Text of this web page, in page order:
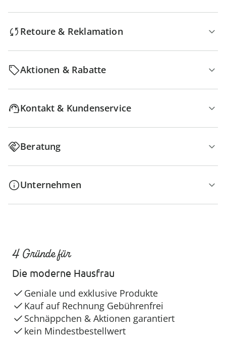
Retoure & Reklamation
Aktionen & Rabatte
Kontakt & Kundenservice
Beratung
Unternehmen
4 Gründe für
Die moderne Hausfrau
Geniale und exklusive Produkte
Kauf auf Rechnung Gebührenfrei
Schnäppchen & Aktionen garantiert
kein Mindestbestellwert